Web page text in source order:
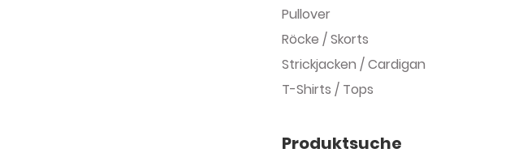
Pullover
Röcke / Skorts
Strickjacken / Cardigan
T-Shirts / Tops
Produktsuche